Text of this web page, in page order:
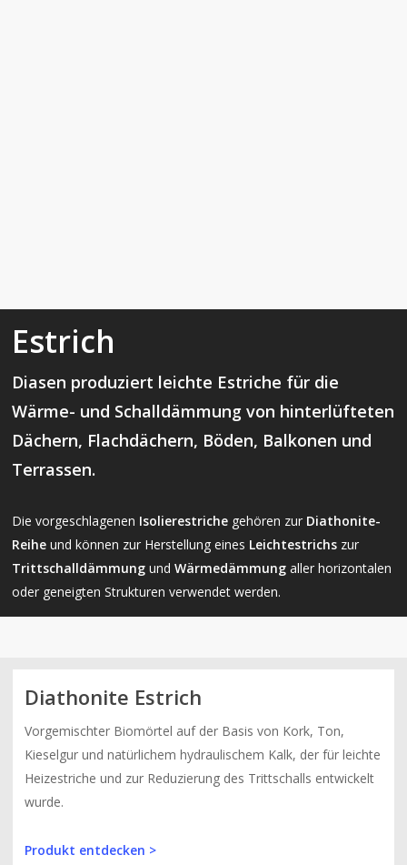
Estrich
Diasen produziert leichte Estriche für die
Wärme- und Schalldämmung von hinterlüfteten
Dächern, Flachdächern, Böden, Balkonen und
Terrassen.
Die vorgeschlagenen Isolierestriche gehören zur Diathonite-
Reihe und können zur Herstellung eines Leichtestrichs zur
Trittschalldämmung und Wärmedämmung aller horizontalen
oder geneigten Strukturen verwendet werden.
Diathonite Estrich
Vorgemischter Biomörtel auf der Basis von Kork, Ton,
Kieselgur und natürlichem hydraulischem Kalk, der für leichte
Heizestriche und zur Reduzierung des Trittschalls entwickelt
wurde.
Produkt entdecken >